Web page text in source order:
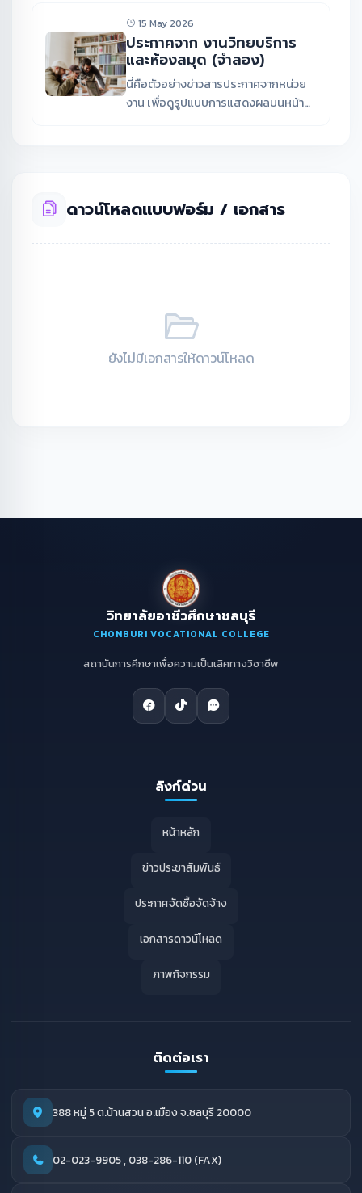
15 May 2026
ประกาศจาก งานวิทยบริการ
และห้องสมุด (จำลอง)
นี่คือตัวอย่างข่าวสารประกาศจากหน่วย
งาน เพื่อดูรูปแบบการแสดงผลบนหน้า
ดาวน์โหลดแบบฟอร์ม / เอกสาร
ยังไม่มีเอกสารให้ดาวน์โหลด
วิทยาลัยอาชีวศึกษาชลบุรี
CHONBURI VOCATIONAL COLLEGE
สถาบันการศึกษาเพื่อความเป็นเลิศทางวิชาชีพ
ลิงก์ด่วน
หน้าหลัก
ข่าวประชาสัมพันธ์
ประกาศจัดซื้อจัดจ้าง
เอกสารดาวน์โหลด
ภาพกิจกรรม
ติดต่อเรา
388 หมู่ 5 ต.บ้านสวน อ.เมือง จ.ชลบุรี 20000
02-023-9905 , 038-286-110 (FAX)